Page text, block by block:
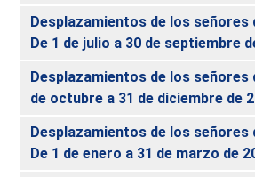
Desplazamientos de los señores
De 1 de julio a 30 de septiembre
Desplazamientos de los señores
de octubre a 31 de diciembre de
Desplazamientos de los señores
De 1 de enero a 31 de marzo de